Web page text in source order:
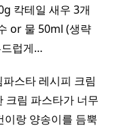
칵테일 새우 3개
or 물 50ml (생략
럽게…
스타 레시피 크림
크림 파스타가 너무
이랑 양송이를 듬뿍